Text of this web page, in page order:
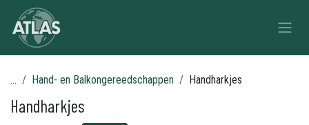
Overslaan naar inhoud
... Hand- en Balkongereedschappen Handharkjes
Handharkjes